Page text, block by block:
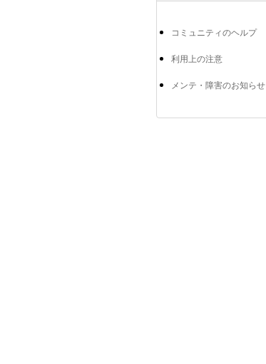
コミュニティのヘルプ
利用上の注意
メンテ・障害のお知らせ